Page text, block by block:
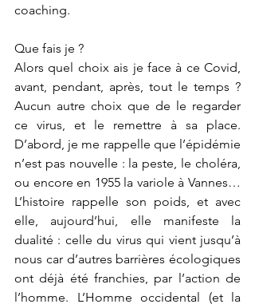
coaching.
Que fais je ?
Alors quel choix ais je face à ce Covid,
avant, pendant, après, tout le temps ?
Aucun autre choix que de le regarder
ce virus, et le remettre à sa place.
D’abord, je me rappelle que l’épidémie
n’est pas nouvelle : la peste, le choléra,
ou encore en 1955 la variole à Vannes…
L’histoire rappelle son poids, et avec
elle, aujourd’hui, elle manifeste la
dualité : celle du virus qui vient jusqu’à
nous car d’autres barrières écologiques
ont déjà été franchies, par l’action de
l’homme. L’Homme occidental (et la